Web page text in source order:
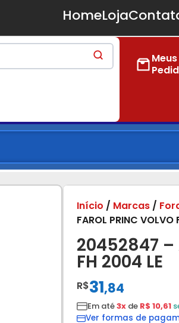
HomeLoja
Meus
20452847 –
FH 2004 LE
Início / Marcas /
FAROL PRINC VOLVO
R$31,84
Em até3x de R$ 10,61
Ver formas de